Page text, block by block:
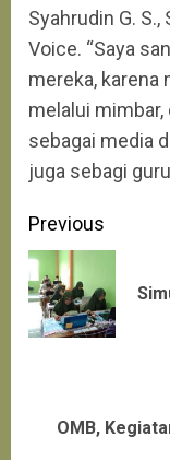
Syahrudin G.
Voice. “Saya
mereka, karena
melalui
sebagai media
juga sebagi
Continue
Reading
Previous
NextOMB,